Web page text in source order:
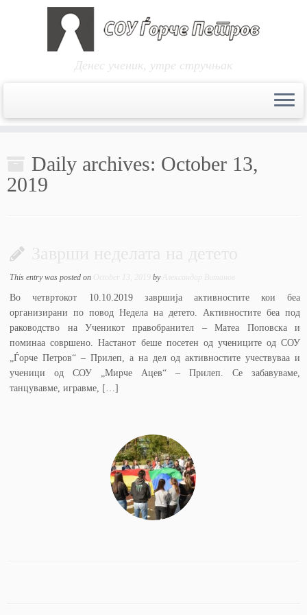
content
Денес ученик, утре стручњак
Daily archives: October 13,
2019
Заврши неделата на детето
This entry was posted on by
Во четвртокот 10.10.2019 завршија активностите кои беа
организирани по повод Недела на детето. Активностите беа под
раководство на Ученикот правобранител – Матеа Поповска и
поминаа совршено. Настанот беше посетен од учениците од СОУ
„Ѓорче Петров“ – Прилеп, а на дел од активностите учествуваа и
ученици од СОУ „Мирче Ацев“ – Прилеп. Се забавуваме,
танцувавме, игравме, […]